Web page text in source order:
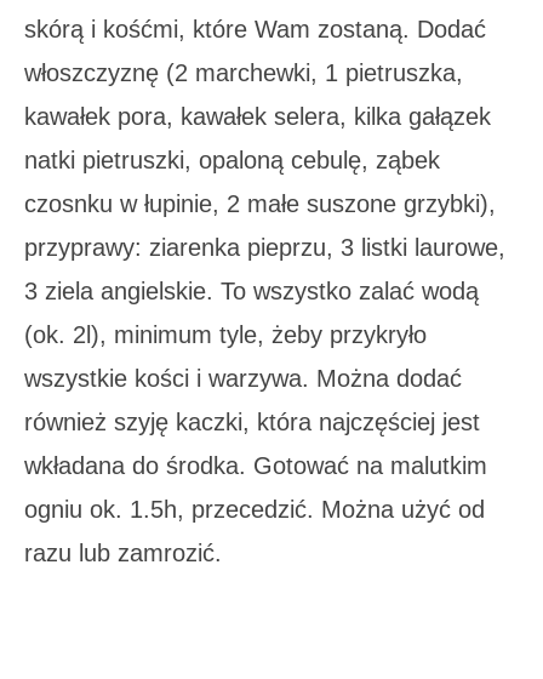
skórą i kośćmi, które Wam zostaną. Dodać
włoszczyznę (2 marchewki, 1 pietruszka,
kawałek pora, kawałek selera, kilka gałązek
natki pietruszki, opaloną cebulę, ząbek
czosnku w łupinie, 2 małe suszone grzybki),
przyprawy: ziarenka pieprzu, 3 listki laurowe,
3 ziela angielskie. To wszystko zalać wodą
(ok. 2l), minimum tyle, żeby przykryło
wszystkie kości i warzywa. Można dodać
również szyję kaczki, która najczęściej jest
wkładana do środka. Gotować na malutkim
ogniu ok. 1.5h, przecedzić. Można użyć od
razu lub zamrozić.